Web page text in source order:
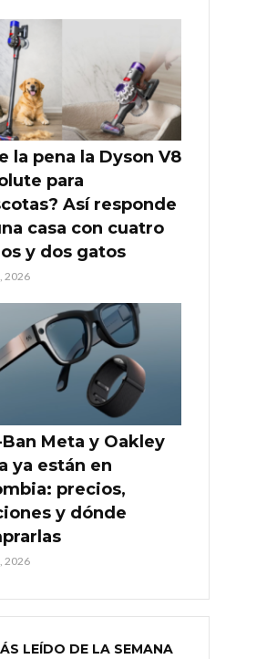
la pena la Dyson V8
para
Así responde
casa con cuatro
y dos gatos
2026
Ban Meta y Oakley
ya están en
precios,
y dónde
2026
LEÍDO DE LA SEMANA